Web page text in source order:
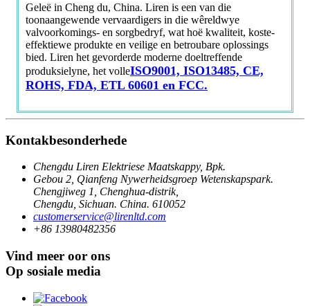
Geleë in Cheng du, China. Liren is een van die
toonaangewende vervaardigers in die wêreldwye
valvoorkomings- en sorgbedryf, wat hoë kwaliteit, koste-
effektiewe produkte en veilige en betroubare oplossings
bied. Liren het gevorderde moderne doeltreffende
produksielyne, het volleISO9001, ISO13485, CE,
ROHS, FDA, ETL 60601 en FCC.
Kontakbesonderhede
Chengdu Liren Elektriese Maatskappy, Bpk.
Gebou 2, Qianfeng Nywerheidsgroep Wetenskapspark.
Chengjiweg 1, Chenghua-distrik,
Chengdu, Sichuan. China. 610052
customerservice@lirenltd.com
+86 13980482356
Vind meer oor ons
Op sosiale media